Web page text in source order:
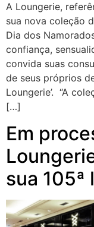
A Loungerie,
sua nova coleção
Dia dos
confiança,
convida suas
de seus próprios
Loungerie’. “A
[…]
Em
sua 105ª